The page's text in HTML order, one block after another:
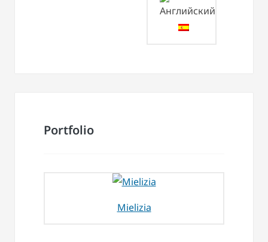
Portfolio
Mielizia